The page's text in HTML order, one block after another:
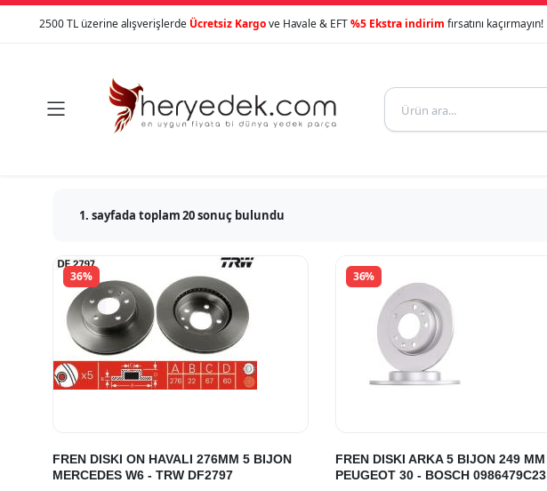
2500 TL üzerine alışverişlerde Ücretsiz Kargove Havale & EFT%5 Ekstra indirim fırsatını kaçırmayın!

1. sayfada toplam 20 sonuç bulundu
36%
FREN DISKI ON HAVALI 276MM 5 BIJON
MERCEDES W6 - TRW DF2797
36%
FREN DISKI ARKA 5 BIJON 249 MM
PEUGEOT 30 - BOSCH 0986479C23